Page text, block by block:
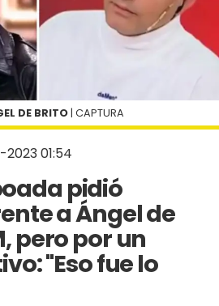
01:54
pidió
a Ángel de
pero por un
"Eso fue lo
DE BRITO | CAPTURA